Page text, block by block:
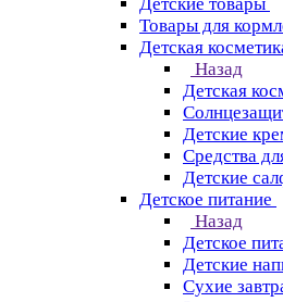
Товары для
Детская
Назад
Детская
Детские
Средства
Детские
Детское питание
Назад
Детское
Детские
Сухие